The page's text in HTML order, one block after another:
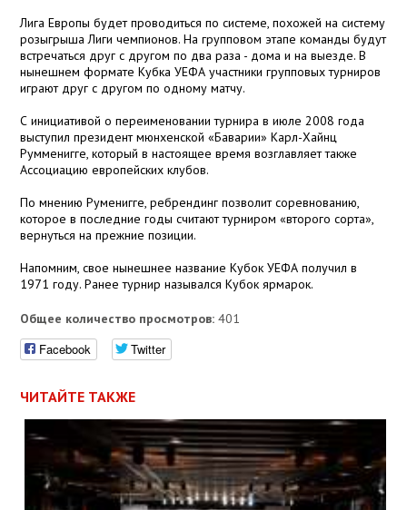
Лига Европы будет проводиться по системе, похожей на систему
розыгрыша Лиги чемпионов. На групповом этапе команды будут
встречаться друг с другом по два раза - дома и на выезде. В
нынешнем формате Кубка УЕФА участники групповых турниров
играют друг с другом по одному матчу.
С инициативой о переименовании турнира в июле 2008 года
выступил президент мюнхенской «Баварии» Карл-Хайнц
Румменигге, который в настоящее время возглавляет также
Ассоциацию европейских клубов.
По мнению Руменигге, ребрендинг позволит соревнованию,
которое в последние годы считают турниром «второго сорта»,
вернуться на прежние позиции.
Напомним, свое нынешнее название Кубок УЕФА получил в
1971 году. Ранее турнир назывался Кубок ярмарок.
Общее количество просмотров: 401
Facebook Twitter
ЧИТАЙТЕ ТАКЖЕ